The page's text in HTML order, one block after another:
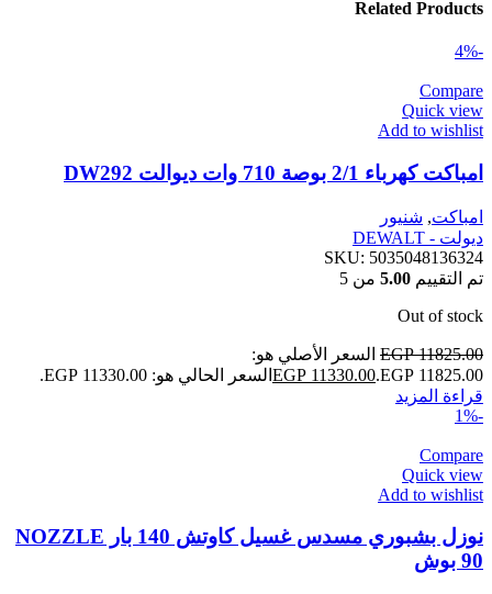
Related Products
-4%
Compare
Quick view
Add to wishlist
امباكت كهرباء 2/1 بوصة 710 وات ديوالت DW292
امباكت, شنيور
ديولت - DEWALT
SKU: 5035048136324
تم التقييم 5.00 من 5
Out of stock
EGP11825.00
السعر الأصلي هو:
EGP 11825.00.
EGP 11330.00
السعر الحالي هو: EGP 11330.00.
قراءة المزيد
-1%
Compare
Quick view
Add to wishlist
نوزل بشبوري مسدس غسيل كاوتش 140 بار NOZZLE
90 بوش